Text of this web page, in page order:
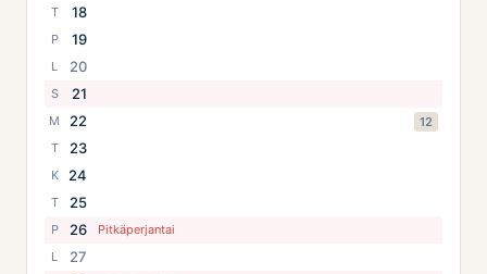
T 18
P 19
L 20
S 21
M 22
12
T
23
K 24
T 25
P 26
Pitkäperjantai
L
27